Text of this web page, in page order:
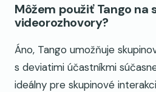
Môžem použiť Tango na
videorozhovory?
Áno, Tango umožňuje
s deviatimi účastníkmi
ideálny pre skupinové